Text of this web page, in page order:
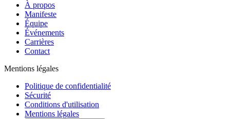
À propos
Manifeste
Équipe
Événements
Carrières
Contact
Mentions légales
Politique de confidentialité
Sécurité
Conditions d'utilisation
Mentions légales